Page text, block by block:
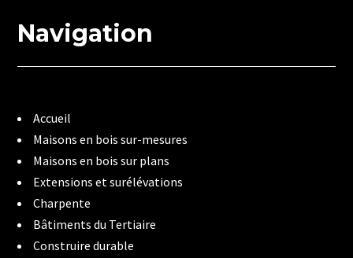
Navigation
Accueil
Maisons en bois sur-mesures
Maisons en bois sur plans
Extensions et surélévations
Charpente
Bâtiments du Tertiaire
Construire durable